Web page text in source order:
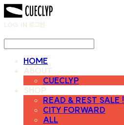
LOG IN 로그인
HOME
ABOUT
CUECLYP
SHOP
READ & REST SALE !
CITY FORWARD
ALL